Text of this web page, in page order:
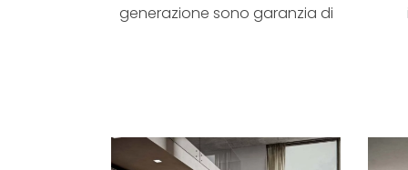
generazione sono garanzia di